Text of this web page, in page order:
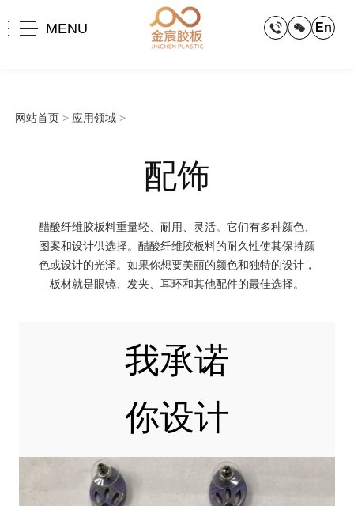
MENU En
网站首页 > 应用领域 >
配饰
醋酸纤维胶板料重量轻、耐用、灵活。它们有多种颜色、
图案和设计供选择。醋酸纤维胶板料的耐久性使其保持颜
色或设计的光泽。如果你想要美丽的颜色和独特的设计，
板材就是眼镜、发夹、耳环和其他配件的最佳选择。
我承诺
你设计